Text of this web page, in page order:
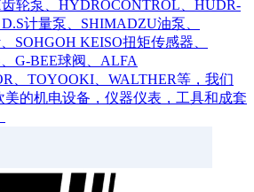
轮泵、HYDROCONTROL、HUDR-
计量泵、SHIMADZU油泵、
SOHGOH KEISO扭矩传感器、
G-BEE球阀、ALFA
、TOYOOKI、WALTHER等，我们
美的机电设备，仪器仪表，工具和成套